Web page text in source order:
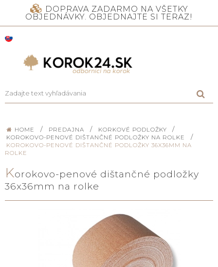
DOPRAVA ZADARMO NA VŠETKY
OBJEDNÁVKY. OBJEDNAJTE SI TERAZ!
HOME / PREDAJNA / KORKOVÉ PODLOŽKY /
KOROKOVO-PENOVÉ DIŠTANČNÉ PODLOŽKY NA ROLKE /
KOROKOVO-PENOVÉ DIŠTANČNÉ PODLOŽKY 36X36MM NA
ROLKE
Korokovo-penové dištančné podložky
36x36mm na rolke